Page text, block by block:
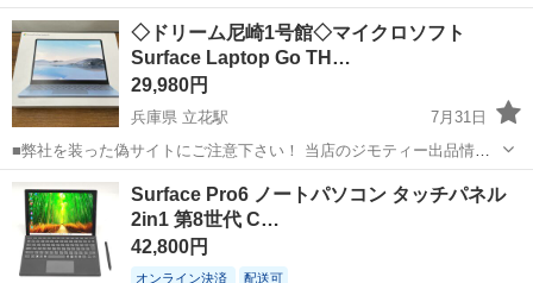
◇ドリーム尼崎1号館◇マイクロソフト
Surface Laptop Go TH…
29,980円
兵庫県 立花駅
7月31日
■弊社を装った偽サイトにご注意下さい！ 当店のジモティー出品情
報、画像が複数の偽サイトに転載されていることが確認されておりま
す。 これらのサイトに関しましては、当店とは一切関係がございませ
ん。 偽サイトへのアクセスや個...
兵庫 尼崎市 ノートパソコン ドリーム
Surface Pro6 ノートパソコン タッチパネル
2in1 第8世代 C…
42,800円
オンライン決済 配送可